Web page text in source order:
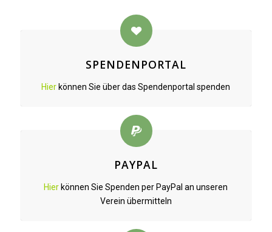
SPENDENPORTAL
Hier können Sie über das Spendenportal spenden
PAYPAL
Hier können Sie Spenden per PayPal an unseren
Verein übermitteln